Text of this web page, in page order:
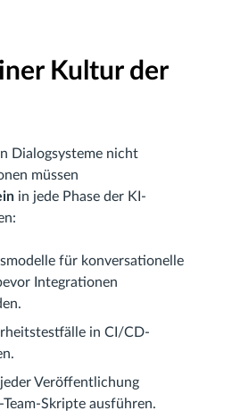
Kultur der
Dialogsysteme nicht
müssen
in jede Phase der KI-
für konversationelle
Integrationen
in CI/CD-
Veröffentlichung
Skripte ausführen.